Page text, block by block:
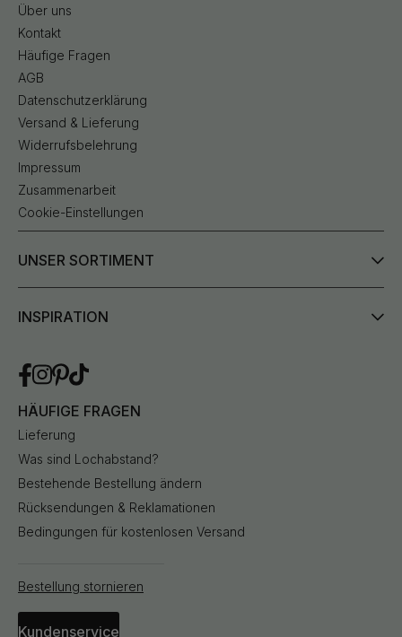
Über uns
Kontakt
Häufige Fragen
AGB
Datenschutzerklärung
Versand & Lieferung
Widerrufsbelehrung
Impressum
Zusammenarbeit
Cookie-Einstellungen
UNSER SORTIMENT
INSPIRATION
HÄUFIGE FRAGEN
Lieferung
Was sind Lochabstand?
Bestehende Bestellung ändern
Rücksendungen & Reklamationen
Bedingungen für kostenlosen Versand
Bestellung stornieren
Kundenservice